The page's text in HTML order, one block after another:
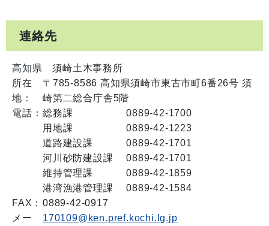
連絡先
高知県 須崎土木事務所
所在
地：
〒785-8586 高知県須崎市東古市町6番26号 須
崎第二総合庁舎5階
電話： 総務課 0889-42-1700
用地課 0889-42-1223
道路建設課 0889-42-1701
河川砂防建設課 0889-42-1701
維持管理課 0889-42-1859
港湾漁港管理課 0889-42-1584
FAX： 0889-42-0917
メー
170109@ken.pref.kochi.lg.jp